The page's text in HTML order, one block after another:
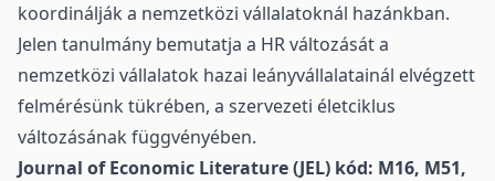
koordinálják a nemzetközi vállalatoknál hazánkban.
Jelen tanulmány bemutatja a HR változását a
nemzetközi vállalatok hazai leányvállalatainál elvégzett
felmérésünk tükrében, a szervezeti életciklus
változásának függvényében.
Journal of Economic Literature (JEL) kód: M16, M51,